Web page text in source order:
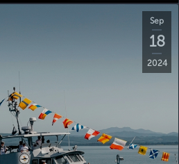
Sep
18
2024